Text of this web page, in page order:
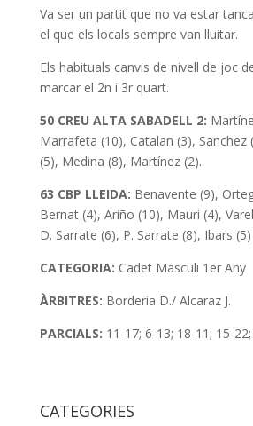
Va ser un partit que no va estar
el que els locals sempre van lluitar.
Els habituals canvis de nivell de joc
marcar el 2n i 3r quart.
50 CREU ALTA SABADELL 2:
Marrafeta (10), Catalan (3), Sanchez
(5), Medina (8), Martínez (2).
63 CBP LLEIDA: Benavente (9),
Bernat (4), Ariño (10), Mauri (4),
D. Sarrate (6), P. Sarrate (8), Ibars (5)
CATEGORIA: Cadet Masculi 1er Any
ÀRBITRES: Borderia D./ Alcaraz J.
PARCIALS: 11-17; 6-13; 18-11; 15-22;
CATEGORIES